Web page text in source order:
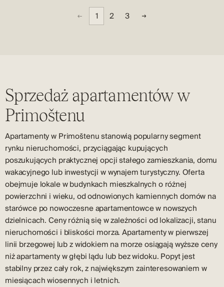
1 2 3
Sprzedaż apartamentów w
Primoštenu
Apartamenty w Primoštenu stanowią popularny segment
rynku nieruchomości, przyciągając kupujących
poszukujących praktycznej opcji stałego zamieszkania, domu
wakacyjnego lub inwestycji w wynajem turystyczny. Oferta
obejmuje lokale w budynkach mieszkalnych o różnej
powierzchni i wieku, od odnowionych kamiennych domów na
starówce po nowoczesne apartamentowce w nowszych
dzielnicach. Ceny różnią się w zależności od lokalizacji, stanu
nieruchomości i bliskości morza. Apartamenty w pierwszej
linii brzegowej lub z widokiem na morze osiągają wyższe ceny
niż apartamenty w głębi lądu lub bez widoku. Popyt jest
stabilny przez cały rok, z największym zainteresowaniem w
miesiącach wiosennych i letnich.